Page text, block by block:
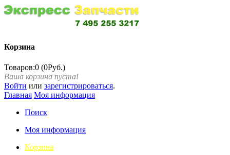
Корзина
Товаров:0 (0Руб.)
Ваша корзина пуста!
Войти или зарегистрироваться.
Главная Моя информация
Поиск
Моя информация
Корзина